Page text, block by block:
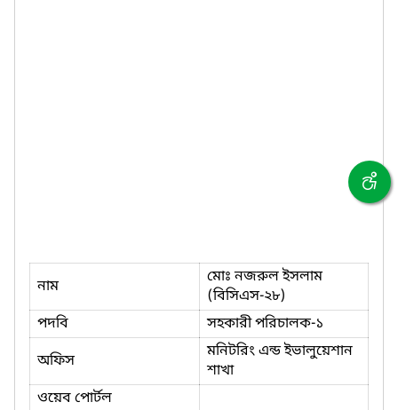
নাম
মোঃ নজরুল ইসলাম
(বিসিএস-২৮)
পদবি
সহকারী পরিচালক-১
অফিস
মনিটরিং এন্ড ইভালুয়েশান
শাখা
ওয়েব পোর্টল